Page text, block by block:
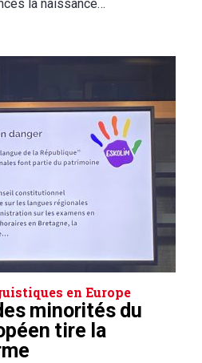
la naissance…
en Europe
minorités du
tire la